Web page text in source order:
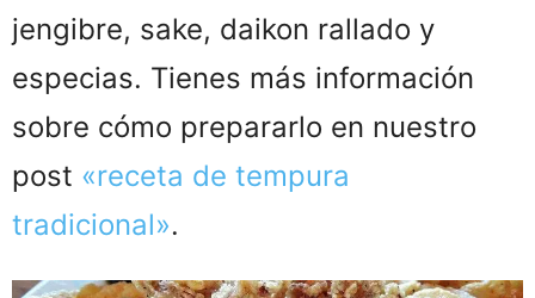
jengibre, sake, daikon rallado y
especias. Tienes más información
sobre cómo prepararlo en nuestro
post «receta de tempura
tradicional».